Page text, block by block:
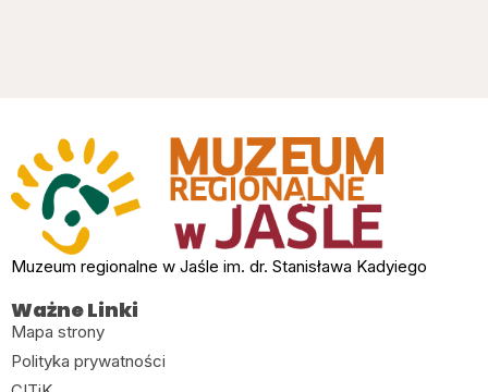
Muzeum regionalne w Jaśle im. dr. Stanisława Kadyiego
Ważne Linki
Mapa strony
Polityka prywatności